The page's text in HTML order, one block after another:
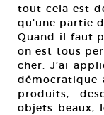
tout cela est
qu’une partie
Quand il faut
on est tous
cher. J’ai
démocratique
produits,
objets beaux,